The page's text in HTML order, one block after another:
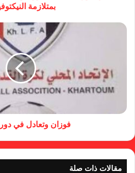
بمتلازمة
فوزان وتعادل في
مقالات ذات صلة